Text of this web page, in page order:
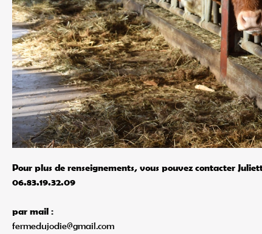
Pour plus de renseignements, vous pouvez contacter
06.83.19.32.09
par mail :
fermedujodie@gmail.com